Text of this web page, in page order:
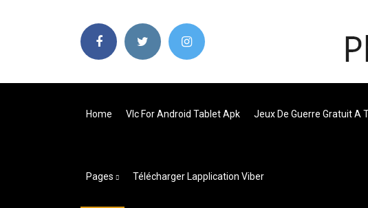
Home Vlc For Android Tablet Apk Jeux De Guerre Gratuit A
Pages Télécharger Lapplication Viber